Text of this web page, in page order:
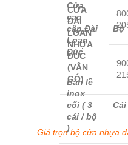
CỬA
ĐÀI
LOAN
NHỰA
ĐÚC
(VÂN
GỖ)
Cửa
cao
cấp Đài
Loan
Đúc
Bộ
Bản lề
inox
cối ( 3
cái / bộ
)
Cái
Giá trọn bộ cửa nhựa